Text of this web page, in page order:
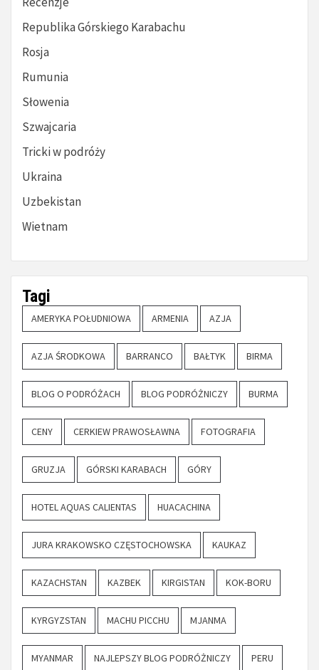
Republika Górskiego Karabachu
Rosja
Rumunia
Słowenia
Szwajcaria
Tricki w podróży
Ukraina
Uzbekistan
Wietnam
Tagi
AMERYKA POŁUDNIOWA ARMENIA AZJA
AZJA ŚRODKOWA BARRANCO BAŁTYK BIRMA
BLOG O PODRÓŻACH BLOG PODRÓŻNICZY BURMA
CENY CERKIEW PRAWOSŁAWNA FOTOGRAFIA
GRUZJA GÓRSKI KARABACH GÓRY
HOTEL AQUAS CALIENTAS HUACACHINA
JURA KRAKOWSKO CZĘSTOCHOWSKA KAUKAZ
KAZACHSTAN KAZBEK KIRGISTAN KOK-BORU
KYRGYZSTAN MACHU PICCHU MJANMA
MYANMAR NAJLEPSZY BLOG PODRÓŻNICZY PERU